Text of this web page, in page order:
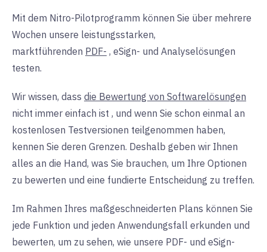
Mit dem Nitro-Pilotprogramm können Sie über mehrere
Wochen unsere leistungsstarken,
marktführenden PDF- , eSign- und Analyselösungen
testen.
Wir wissen, dass die Bewertung von Softwarelösungen
nicht immer einfach ist , und wenn Sie schon einmal an
kostenlosen Testversionen teilgenommen haben,
kennen Sie deren Grenzen. Deshalb geben wir Ihnen
alles an die Hand, was Sie brauchen, um Ihre Optionen
zu bewerten und eine fundierte Entscheidung zu treffen.
Im Rahmen Ihres maßgeschneiderten Plans können Sie
jede Funktion und jeden Anwendungsfall erkunden und
bewerten, um zu sehen, wie unsere PDF- und eSign-